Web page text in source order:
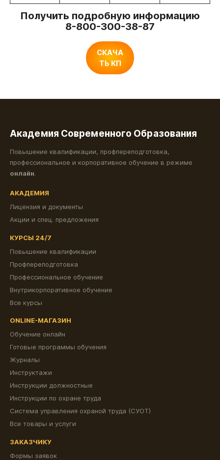
Получить подробную информацию
8-800-300-38-87
СКАЧА
ТЬ КП
Академия Современного Образования
Повышение квалификации, профпереподготовка,
профессиональное и корпоративное обучение в режиме
онлайн.
АКАДЕМИЯ
Лицензия и документы
Акции и спец. предложения
КУРСЫ 24/7
Повышение квалификации
Профпереподготовка
Профессиональное обучение
Внутрикорпоративное обучение
Все курсы
ONLINE-МАГАЗИН
Обучение онлайн
Готовые программы обучения
Журналы
Инструктажи
Инструкции должностные
Инструкции по охране труда
Система управления охраной труда (СУОТ)
Все товары и услуги
ЗАКАЗЧИКУ
Формы заявок